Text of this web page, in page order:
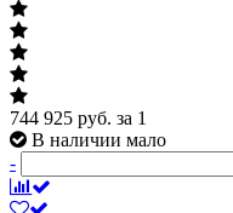
744 925 руб. за 1
В наличии мало
-